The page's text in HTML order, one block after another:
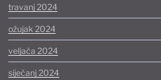
travanj 2024
ožujak 2024
veljača 2024
siječanj 2024